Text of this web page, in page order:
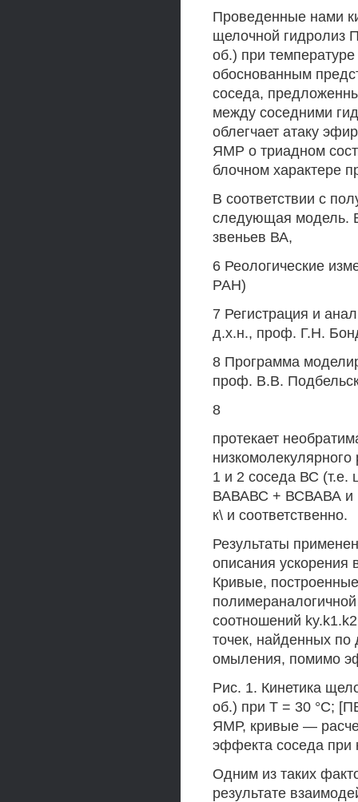
Проведенные нами
щелочной гидролиз
об.) при
обоснованным
соседа,
между соседними
облегчает атаку
ЯМР о триадном
блочном характере
В соответствии с
следующая модель.
звеньев ВА,
6 Реологические
РАН)
7 Регистрация и
д.х.н., проф. Г.Н.
8 Программа
проф. В.В.
8
протекает
1 и 2 соседа ВС (т.е.
ВАВАВС + ВСВАВА и
к\ и соответственно.
Результаты
описания
Кривые,
соотношений
точек, найденных
омыления, помимо
Рис. 1. Кинетика
об.) при Т = 30 °С;
ЯМР, кривые —
эффекта соседа при
Одним из таких
результате